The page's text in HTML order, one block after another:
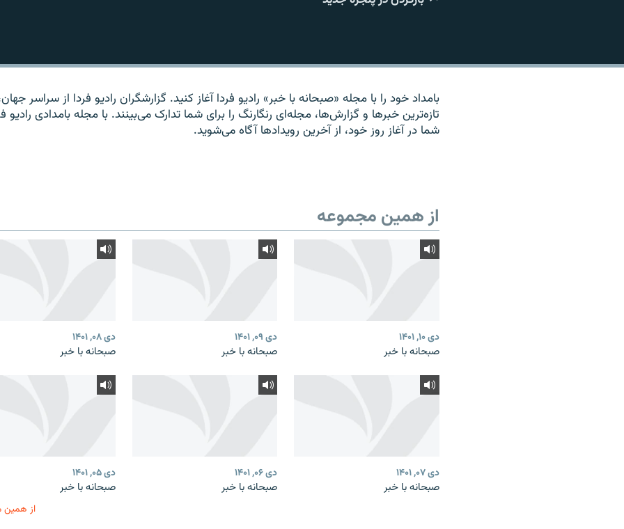
بامداد خود را با مجله «صبحانه با خبر» راديو فردا آغاز کنيد. گزارشگران راديو فردا از سراسر
تازه‌ترين خبرها و گزارش‌ها، مجله‌ای رنگارنگ را برای شما تدارک می‌بينند. با مجله بامدادی راديو
شما در آغاز روز خود، از آخرين رويدادها آگاه می‌شويد.
از همین مجموعه
دی ۱۰, ۱۴۰۱
صبحانه با خبر
دی ۰۹, ۱۴۰۱
صبحانه با خبر
دی ۰۸, ۱۴۰۱
صبحانه با خبر
دی ۰۷, ۱۴۰۱
صبحانه با خبر
دی ۰۶, ۱۴۰۱
صبحانه با خبر
دی ۰۵, ۱۴۰۱
صبحانه با خبر
از همین